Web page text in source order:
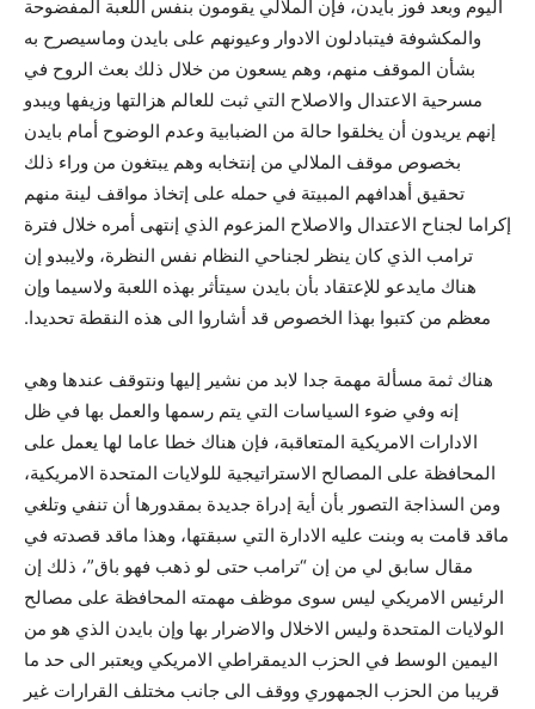
اليوم وبعد فوز بايدن، فإن الملالي يقومون بنفس اللعبة المفضوحة
والمکشوفة فيتبادلون الادوار وعيونهم على بايدن وماسيصرح به
بشأن الموقف منهم، وهم يسعون من خلال ذلك بعث الروح في
مسرحية الاعتدال والاصلاح التي ثبت للعالم هزالتها وزيفها ويبدو
إنهم يريدون أن يخلقوا حالة من الضبابية وعدم الوضوح أمام بايدن
بخصوص موقف الملالي من إنتخابه وهم يبتغون من وراء ذلك
تحقيق أهدافهم المبيتة في حمله على إتخاذ مواقف لينة منهم
إکراما لجناح الاعتدال والاصلاح المزعوم الذي إنتهى أمره خلال فترة
ترامب الذي کان ينظر لجناحي النظام نفس النظرة، ولايبدو إن
هناك مايدعو للإعتقاد بأن بايدن سيتأثر بهذه اللعبة ولاسيما وإن
معظم من کتبوا بهذا الخصوص قد أشاروا الى هذه النقطة تحديدا.
هناك ثمة مسألة مهمة جدا لابد من نشير إليها ونتوقف عندها وهي
إنه وفي ضوء السياسات التي يتم رسمها والعمل بها في ظل
الادارات الامريکية المتعاقبة، فإن هناك خطا عاما لها يعمل على
المحافظة على المصالح الاستراتيجية للولايات المتحدة الامريکية،
ومن السذاجة التصور بأن أية إدراة جديدة بمقدورها أن تنفي وتلغي
ماقد قامت به وبنت عليه الادارة التي سبقتها، وهذا ماقد قصدته في
مقال سابق لي من إن “ترامب حتى لو ذهب فهو باق”، ذلك إن
الرئيس الامريکي ليس سوى موظف مهمته المحافظة على مصالح
الولايات المتحدة وليس الاخلال والاضرار بها وإن بايدن الذي هو من
اليمين الوسط في الحزب الديمقراطي الامريکي ويعتبر الى حد ما
قريبا من الحزب الجمهوري ووقف الى جانب مختلف القرارات غير